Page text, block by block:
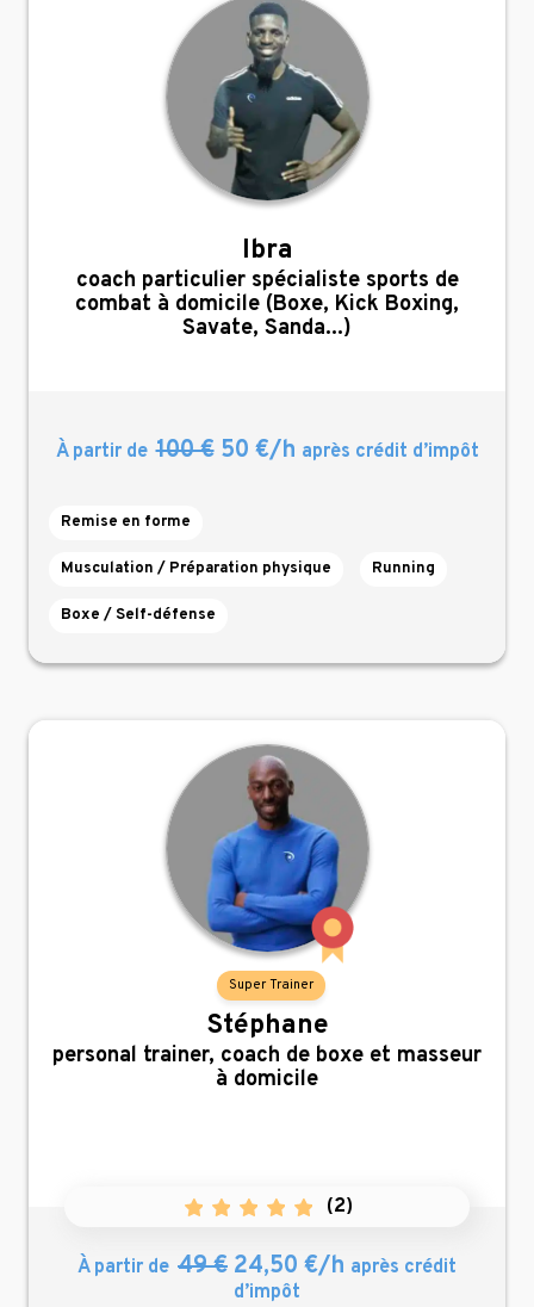
Ibra
,
coach particulier spécialiste sports de
combat à domicile (Boxe, Kick Boxing,
Savate, Sanda...)
À partir de 100 €50 €/h après crédit d’impôt
Remise en forme
Musculation / Préparation physique Running
Boxe / Self-défense
Super Trainer
Stéphane
,
personal trainer, coach de boxe et masseur
à domicile
(2)
À partir de 49 € 24,50 €/h après crédit
d’impôt